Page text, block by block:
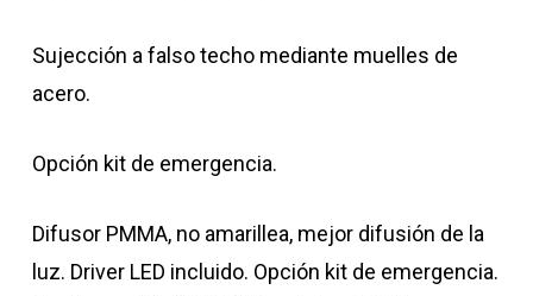
Sujección a falso techo mediante muelles de
acero.
Opción kit de emergencia.
Difusor PMMA, no amarillea, mejor difusión de la
luz. Driver LED incluido. Opción kit de emergencia.